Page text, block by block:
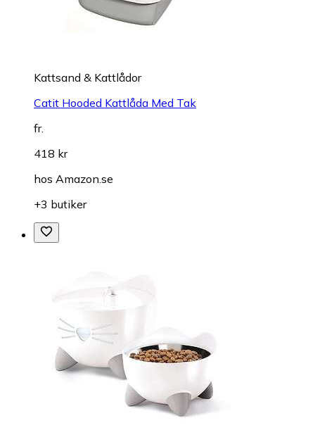
Kattsand & Kattlådor
Catit Hooded Kattlåda Med Tak
fr.
418 kr
hos Amazon.se
+3 butiker